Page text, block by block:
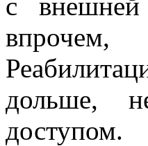
впрочем,
дольше,
доступом.